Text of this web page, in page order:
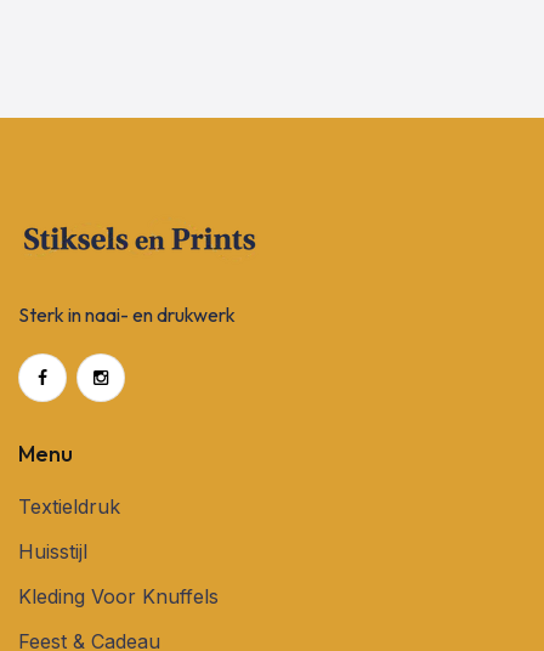
Sterk in naai- en drukwerk
Menu
Textieldruk
Huisstijl
Kleding Voor Knuffels
Feest & Cadeau